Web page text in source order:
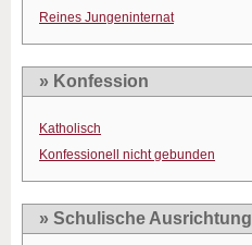
Reines Jungeninternat
» Konfession
Katholisch
Konfessionell nicht gebunden
» Schulische Ausrichtung